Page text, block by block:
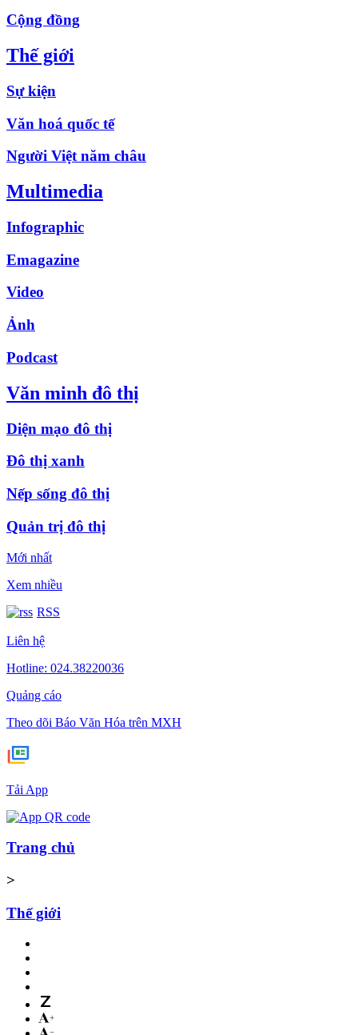
Cộng đồng
Thế giới
Sự kiện
Văn hoá quốc tế
Người Việt năm châu
Multimedia
Infographic
Emagazine
Video
Ảnh
Podcast
Văn minh đô thị
Diện mạo đô thị
Đô thị xanh
Nếp sống đô thị
Quản trị đô thị
Mới nhất
Xem nhiều
RSS
Liên hệ
Hotline: 024.38220036
Quảng cáo
Theo dõi Báo Văn Hóa trên MXH
Tải App
Trang chủ
>
Thế giới